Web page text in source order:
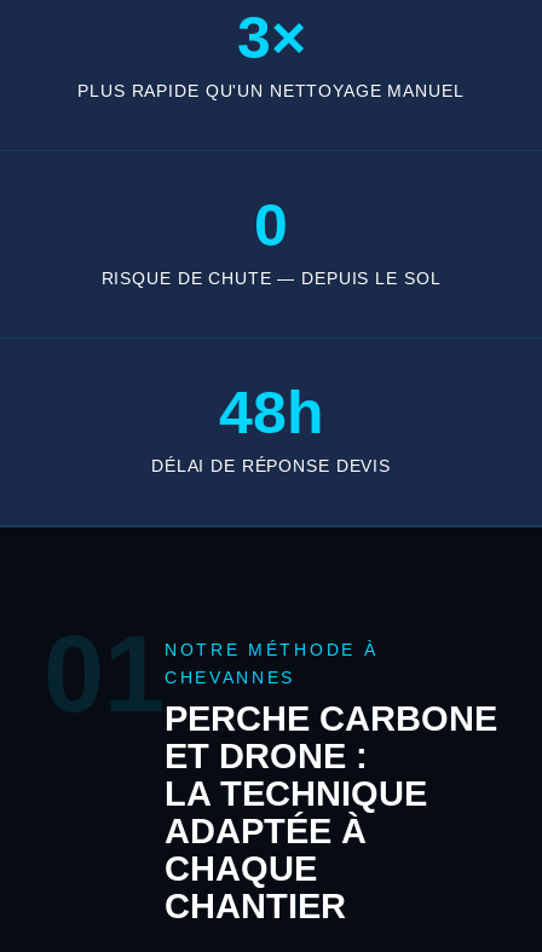
3×
PLUS RAPIDE QU'UN NETTOYAGE MANUEL
0
RISQUE DE CHUTE — DEPUIS LE SOL
48h
DÉLAI DE RÉPONSE DEVIS
01 NOTRE MÉTHODE À
CHEVANNES
PERCHE CARBONE
ET DRONE :
LA TECHNIQUE
ADAPTÉE À
CHAQUE
CHANTIER